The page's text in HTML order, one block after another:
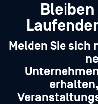
Bleiben
Melden Sie sich